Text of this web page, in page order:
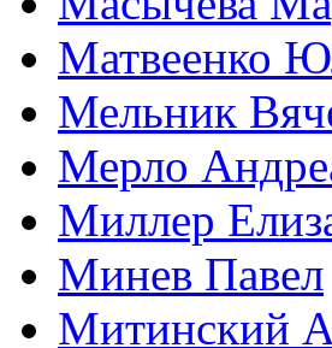
Матвеенко
Мельник
Мерло
Миллер
Минев Павел
Митинский